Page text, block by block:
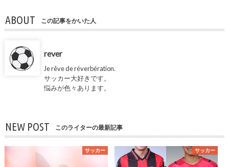
ABOUT この記事をかいた人
rever
Je rêve de réverbération.
サッカー大好きです。
悩みが色々あります。
NEW POST このライターの最新記事
サッカー サッカー